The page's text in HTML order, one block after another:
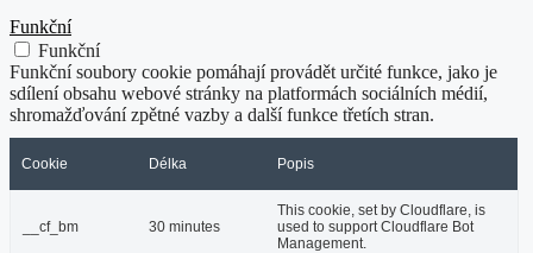
Funkční
Funkční
Funkční soubory cookie pomáhají provádět určité funkce, jako je
sdílení obsahu webové stránky na platformách sociálních médií,
shromažďování zpětné vazby a další funkce třetích stran.
Cookie Délka Popis
__cf_bm 30 minutes
This cookie, set by Cloudflare, is
used to support Cloudflare Bot
Management.